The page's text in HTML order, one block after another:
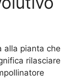
alla pianta che
rilasciare